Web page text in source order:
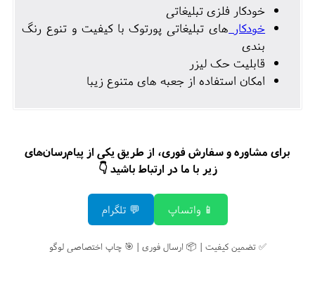
خودکار فلزی تبلیغاتی
خودکار های تبلیغاتی پورتوک با کیفیت و تنوع رنگ
بندی
قابلیت حک لیزر
امکان استفاده از جعبه های متنوع زیبا
برای مشاوره و سفارش فوری، از طریق یکی از پیام‌رسان‌های
زیر با ما در ارتباط باشید 👇
📱 واتساپ 💬 تلگرام
✅ تضمین کیفیت | 📦 ارسال فوری | 🎯 چاپ اختصاصی لوگو